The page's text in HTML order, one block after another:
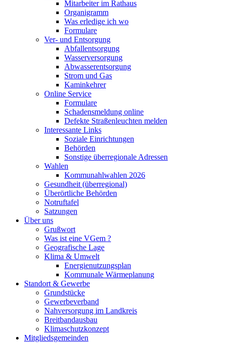
Mitarbeiter im Rathaus
Organigramm
Was erledige ich wo
Formulare
Ver- und Entsorgung
Abfallentsorgung
Wasserversorgung
Abwasserentsorgung
Strom und Gas
Kaminkehrer
Online Service
Formulare
Schadensmeldung online
Defekte Straßenleuchten melden
Interessante Links
Soziale Einrichtungen
Behörden
Sonstige überregionale Adressen
Wahlen
Kommunahlwahlen 2026
Gesundheit (überregional)
Überörtliche Behörden
Notruftafel
Satzungen
Über uns
Grußwort
Was ist eine VGem ?
Geografische Lage
Klima & Umwelt
Energienutzungsplan
Kommunale Wärmeplanung
Standort & Gewerbe
Grundstücke
Gewerbeverband
Nahversorgung im Landkreis
Breitbandausbau
Klimaschutzkonzept
Mitgliedsgemeinden